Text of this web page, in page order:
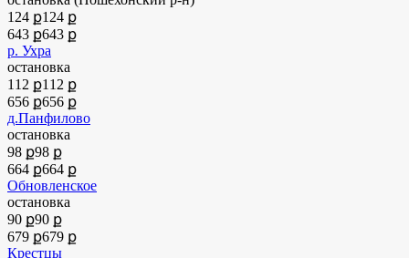
124 ք124 ք
643 ք643 ք
р. Ухра
остановка
112 ք112 ք
656 ք656 ք
д.Панфилово
остановка
98 ք98 ք
664 ք664 ք
Обновленское
остановка
90 ք90 ք
679 ք679 ք
Крестцы